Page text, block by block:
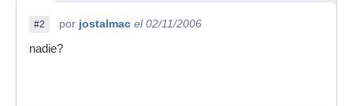
#2 por jostalmac el 02/11/2006
nadie?